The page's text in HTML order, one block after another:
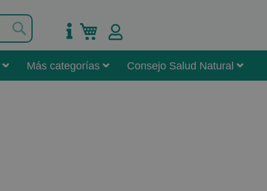
Mi carrito
Más categorías Consejo Salud Natural